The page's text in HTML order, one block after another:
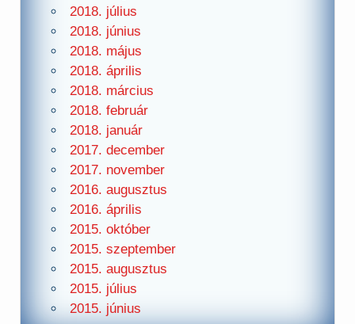
2018. július
2018. június
2018. május
2018. április
2018. március
2018. február
2018. január
2017. december
2017. november
2016. augusztus
2016. április
2015. október
2015. szeptember
2015. augusztus
2015. július
2015. június